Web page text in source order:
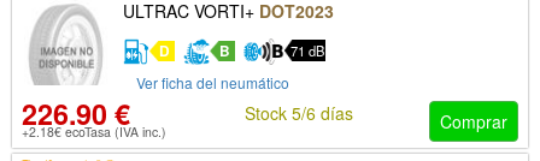
ULTRAC VORTI+ DOT2023
D B 71 dB
Ver ficha del neumático
226.90 €
+2.18€ ecoTasa (IVA inc.) Comprar
Stock 5/6 días